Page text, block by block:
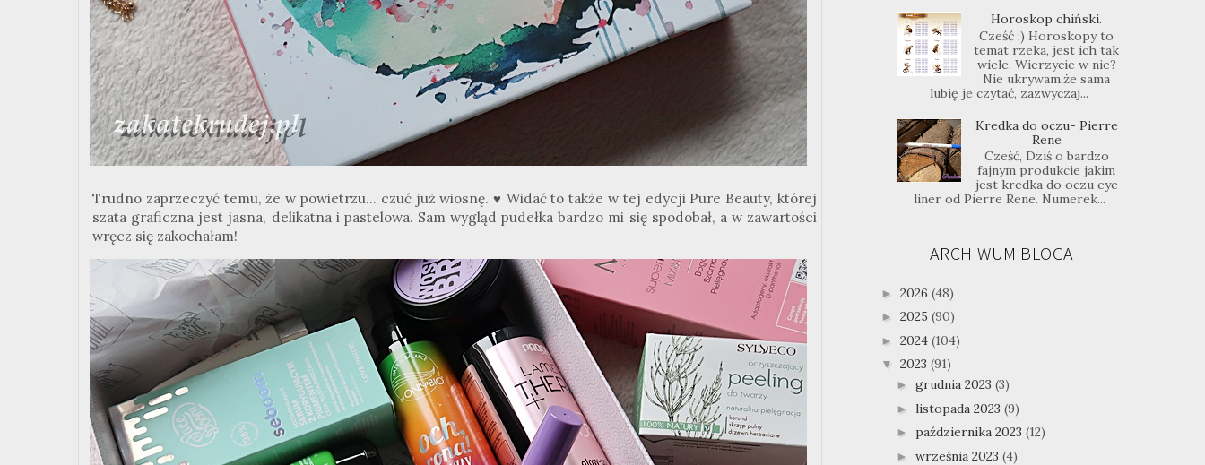
Trudno zaprzeczyć temu, że w powietrzu... czuć już wiosnę. ♥ Widać to także w tej edycji Pure Beauty, której
szata graficzna jest jasna, delikatna i pastelowa. Sam wygląd pudełka bardzo mi się spodobał, a w zawartości
wręcz się zakochałam!
Horoskop chiński.
Cześć ;) Horoskopy to
temat rzeka, jest ich tak
wiele. Wierzycie w nie?
Nie ukrywam,że sama
lubię je czytać, zazwyczaj...
Kredka do oczu- Pierre
Rene
Cześć, Dziś o bardzo
fajnym produkcie jakim
jest kredka do oczu eye
liner od Pierre Rene. Numerek...
ARCHIWUM BLOGA
► 2026 (48)
► 2025 (90)
► 2024 (104)
▼ 2023 (91)
► grudnia 2023 (3)
► listopada 2023 (9)
► października 2023 (12)
► września 2023 (4)